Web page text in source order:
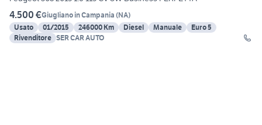
4.500 €Giugliano in Campania (NA)
Usato
01/2015 246000 Km Diesel Manuale
Euro 5
Rivenditore SER CAR AUTO